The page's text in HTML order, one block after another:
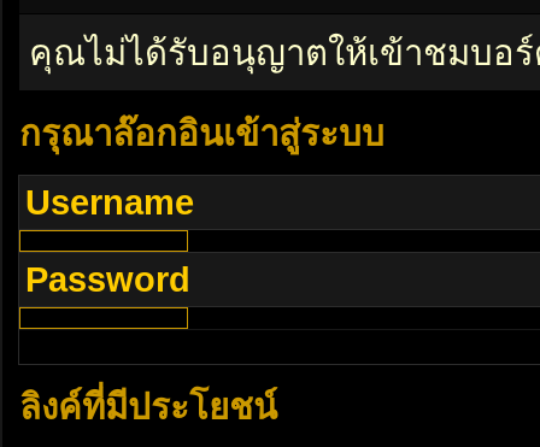
คุณไม่ได้รับอนุญาตให้เข้าชมบอ
กรุณาล๊อกอินเข้าสู่ระบบ
Username
Password
ลิงค์ที่มีประโยชน์